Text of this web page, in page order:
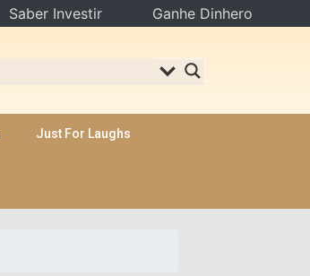
Just For Laughs
Saber Investir Ganhe Dinhero